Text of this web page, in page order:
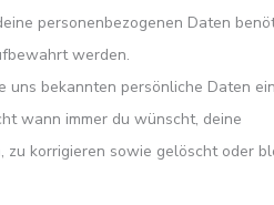
personenbezogenen Daten
werden.
bekannten persönliche Daten
wann immer du wünscht, deine
zu korrigieren sowie gelöscht oder